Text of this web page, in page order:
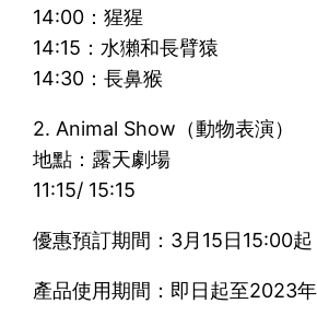
14:00：猩猩
14:15：水獺和長臂猿
14:30：長鼻猴
2. Animal Show（動物表演）
地點：露天劇場
11:15/ 15:15
優惠預訂期間：3月15日15:00起
產品使用期間：即日起至2023